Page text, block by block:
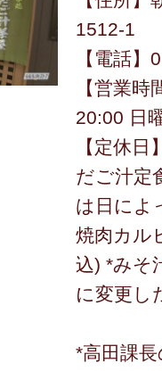
1512-1
【電話
【営業
20:00 日
【定休日
だご汁定
は日によ
焼肉カル
込) *みそ
に変更し
*高田課